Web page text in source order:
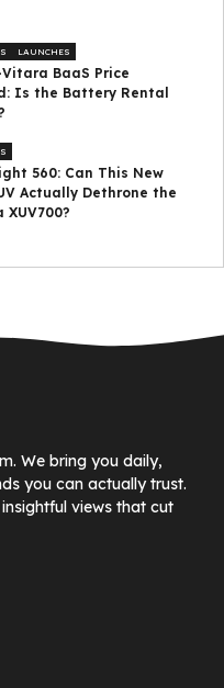
LAUNCHES
BaaS Price
Is the Battery Rental
560: Can This New
Actually Dethrone the
XUV700?
We bring you daily,
you can actually trust.
views that cut